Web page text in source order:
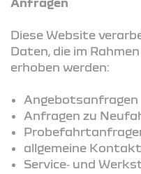
Diese Website
Daten, die im
erhoben werden:
Angebotsanfragen
Anfragen zu
allgemeine
Service‑ und